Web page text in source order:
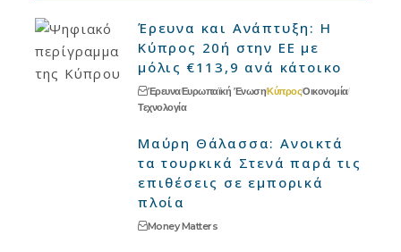
Έρευνα και Ανάπτυξη: Η
Κύπρος 20ή στην ΕΕ με
μόλις €113,9 ανά κάτοικο
ΈρευναΕυρωπαϊκή ΈνωσηΚύπροςΟικονομία
Τεχνολογία
Μαύρη Θάλασσα: Ανοικτά
τα τουρκικά Στενά παρά τις
επιθέσεις σε εμπορικά
πλοία
Money Matters